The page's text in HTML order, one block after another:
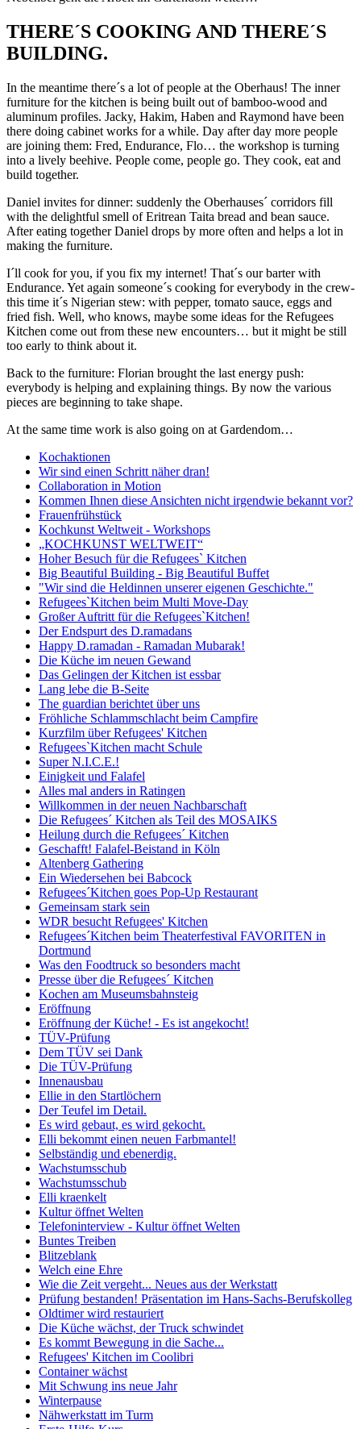
THERE´S COOKING AND THERE´S
BUILDING.
In the meantime there´s a lot of people at the Oberhaus! The inner
furniture for the kitchen is being built out of bamboo-wood and
aluminum profiles. Jacky, Hakim, Haben and Raymond have been
there doing cabinet works for a while. Day after day more people
are joining them: Fred, Endurance, Flo… the workshop is turning
into a lively beehive. People come, people go. They cook, eat and
build together.
Daniel invites for dinner: suddenly the Oberhauses´ corridors fill
with the delightful smell of Eritrean Taita bread and bean sauce.
After eating together Daniel drops by more often and helps a lot in
making the furniture.
I´ll cook for you, if you fix my internet! That´s our barter with
Endurance. Yet again someone´s cooking for everybody in the crew-
this time it´s Nigerian stew: with pepper, tomato sauce, eggs and
fried fish. Well, who knows, maybe some ideas for the Refugees
Kitchen come out from these new encounters… but it might be still
too early to think about it.
Back to the furniture: Florian brought the last energy push:
everybody is helping and explaining things. By now the various
pieces are beginning to take shape.
At the same time work is also going on at Gardendom…
Kochaktionen
Wir sind einen Schritt näher dran!
Collaboration in Motion
Kommen Ihnen diese Ansichten nicht irgendwie bekannt vor?
Frauenfrühstück
Kochkunst Weltweit - Workshops
„KOCHKUNST WELTWEIT“
Hoher Besuch für die Refugees` Kitchen
Big Beautiful Building - Big Beautiful Buffet
"Wir sind die Heldinnen unserer eigenen Geschichte."
Refugees`Kitchen beim Multi Move-Day
Großer Auftritt für die Refugees`Kitchen!
Der Endspurt des D.ramadans
Happy D.ramadan - Ramadan Mubarak!
Die Küche im neuen Gewand
Das Gelingen der Kitchen ist essbar
Lang lebe die B-Seite
The guardian berichtet über uns
Fröhliche Schlammschlacht beim Campfire
Kurzfilm über Refugees' Kitchen
Refugees`Kitchen macht Schule
Super N.I.C.E.!
Einigkeit und Falafel
Alles mal anders in Ratingen
Willkommen in der neuen Nachbarschaft
Die Refugees´ Kitchen als Teil des MOSAIKS
Heilung durch die Refugees´ Kitchen
Geschafft! Falafel-Beistand in Köln
Altenberg Gathering
Ein Wiedersehen bei Babcock
Refugees´Kitchen goes Pop-Up Restaurant
Gemeinsam stark sein
WDR besucht Refugees' Kitchen
Refugees´Kitchen beim Theaterfestival FAVORITEN in
Dortmund
Was den Foodtruck so besonders macht
Presse über die Refugees´ Kitchen
Kochen am Museumsbahnsteig
Eröffnung
Eröffnung der Küche! - Es ist angekocht!
TÜV-Prüfung
Dem TÜV sei Dank
Die TÜV-Prüfung
Innenausbau
Ellie in den Startlöchern
Der Teufel im Detail.
Es wird gebaut, es wird gekocht.
Elli bekommt einen neuen Farbmantel!
Selbständig und ebenerdig.
Wachstumsschub
Wachstumsschub
Elli kraenkelt
Kultur öffnet Welten
Telefoninterview - Kultur öffnet Welten
Buntes Treiben
Blitzeblank
Welch eine Ehre
Wie die Zeit vergeht... Neues aus der Werkstatt
Prüfung bestanden! Präsentation im Hans-Sachs-Berufskolleg
Oldtimer wird restauriert
Die Küche wächst, der Truck schwindet
Es kommt Bewegung in die Sache...
Refugees' Kitchen im Coolibri
Container wächst
Mit Schwung ins neue Jahr
Winterpause
Nähwerkstatt im Turm